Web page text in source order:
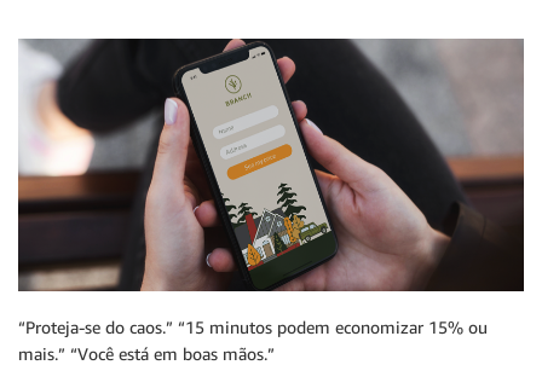
“Proteja-se do caos.” “15 minutos podem economizar 15% ou
mais.” “Você está em boas mãos.”